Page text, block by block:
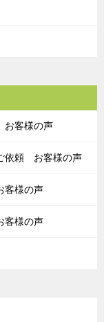
お客様の声
依頼 お客様の声
客様の声
客様の声